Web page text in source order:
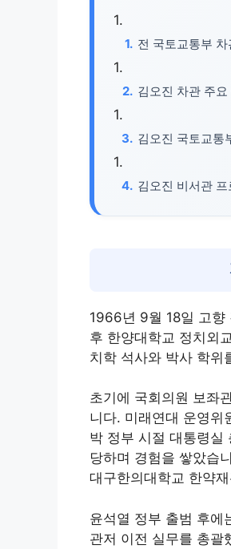
전 국토교통부
김오진 차관 주요
김오진 국토교통
김오진 비서관 프
1966년 9월 18일 고향
후 한양대학교 정치외
치학 석사와 박사 학위
초기에 국회의원 보좌
니다. 미래연대 운영위
박 정부 시절 대통령실
당하며 경험을 쌓았습
대구한의대학교 한약
윤석열 정부 출범 후에
관저 이전 실무를 총괄